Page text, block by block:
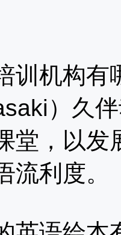
训机构
）久
堂，以发
流利度。